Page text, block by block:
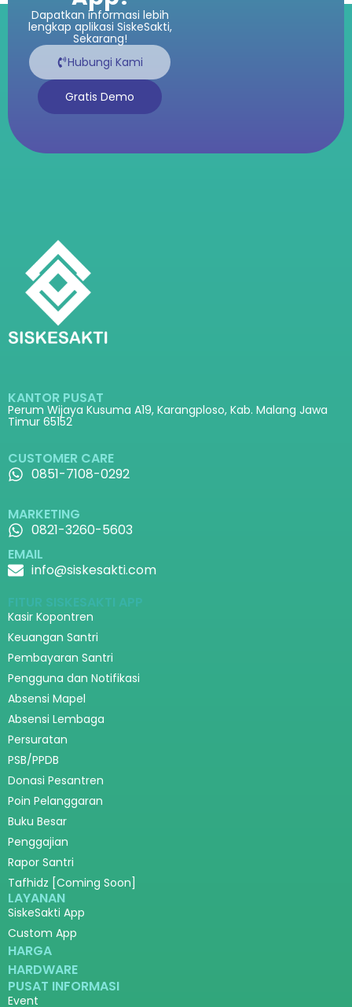
Dapatkan informasi lebih
lengkap aplikasi SiskeSakti,
Sekarang!
Hubungi Kami
Gratis Demo
KANTOR PUSAT
Perum Wijaya Kusuma A19, Karangploso, Kab. Malang Jawa
Timur 65152
CUSTOMER CARE
0851-7108-0292
MARKETING
0821-3260-5603
EMAIL
info@siskesakti.com
FITUR SISKESAKTI APP
Kasir Kopontren
Keuangan Santri
Pembayaran Santri
Pengguna dan Notifikasi
Absensi Mapel
Absensi Lembaga
Persuratan
PSB/PPDB
Donasi Pesantren
Poin Pelanggaran
Buku Besar
Penggajian
Rapor Santri
Tafhidz [Coming Soon]
LAYANAN
SiskeSakti App
Custom App
HARGA
HARDWARE
PUSAT INFORMASI
Event